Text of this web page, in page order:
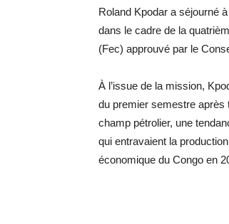
Roland Kpodar a séjourné
dans le cadre de la
(Fec) approuvé par le
À l’issue de la mission,
du premier semestre après
champ pétrolier, une
qui entravaient la
économique du Congo en